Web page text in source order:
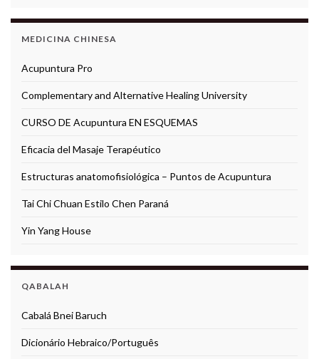
MEDICINA CHINESA
Acupuntura Pro
Complementary and Alternative Healing University
CURSO DE Acupuntura EN ESQUEMAS
Eficacia del Masaje Terapéutico
Estructuras anatomofisiológica – Puntos de Acupuntura
Tai Chi Chuan Estilo Chen Paraná
Yin Yang House
QABALAH
Cabalá Bnei Baruch
Dicionário Hebraico/Português